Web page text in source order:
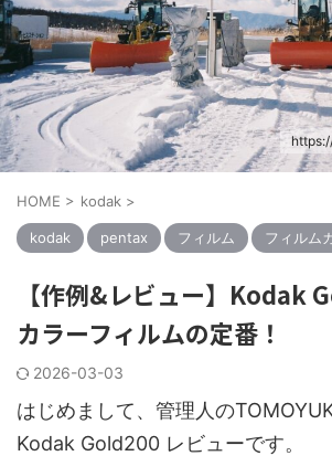
HOME > kodak >
kodak pentax フィルム フィルム
【作例&レビュー】Kodak
カラーフィルムの定番！
2026-03-03
はじめまして、管理人の
Kodak Gold200 レビューです。